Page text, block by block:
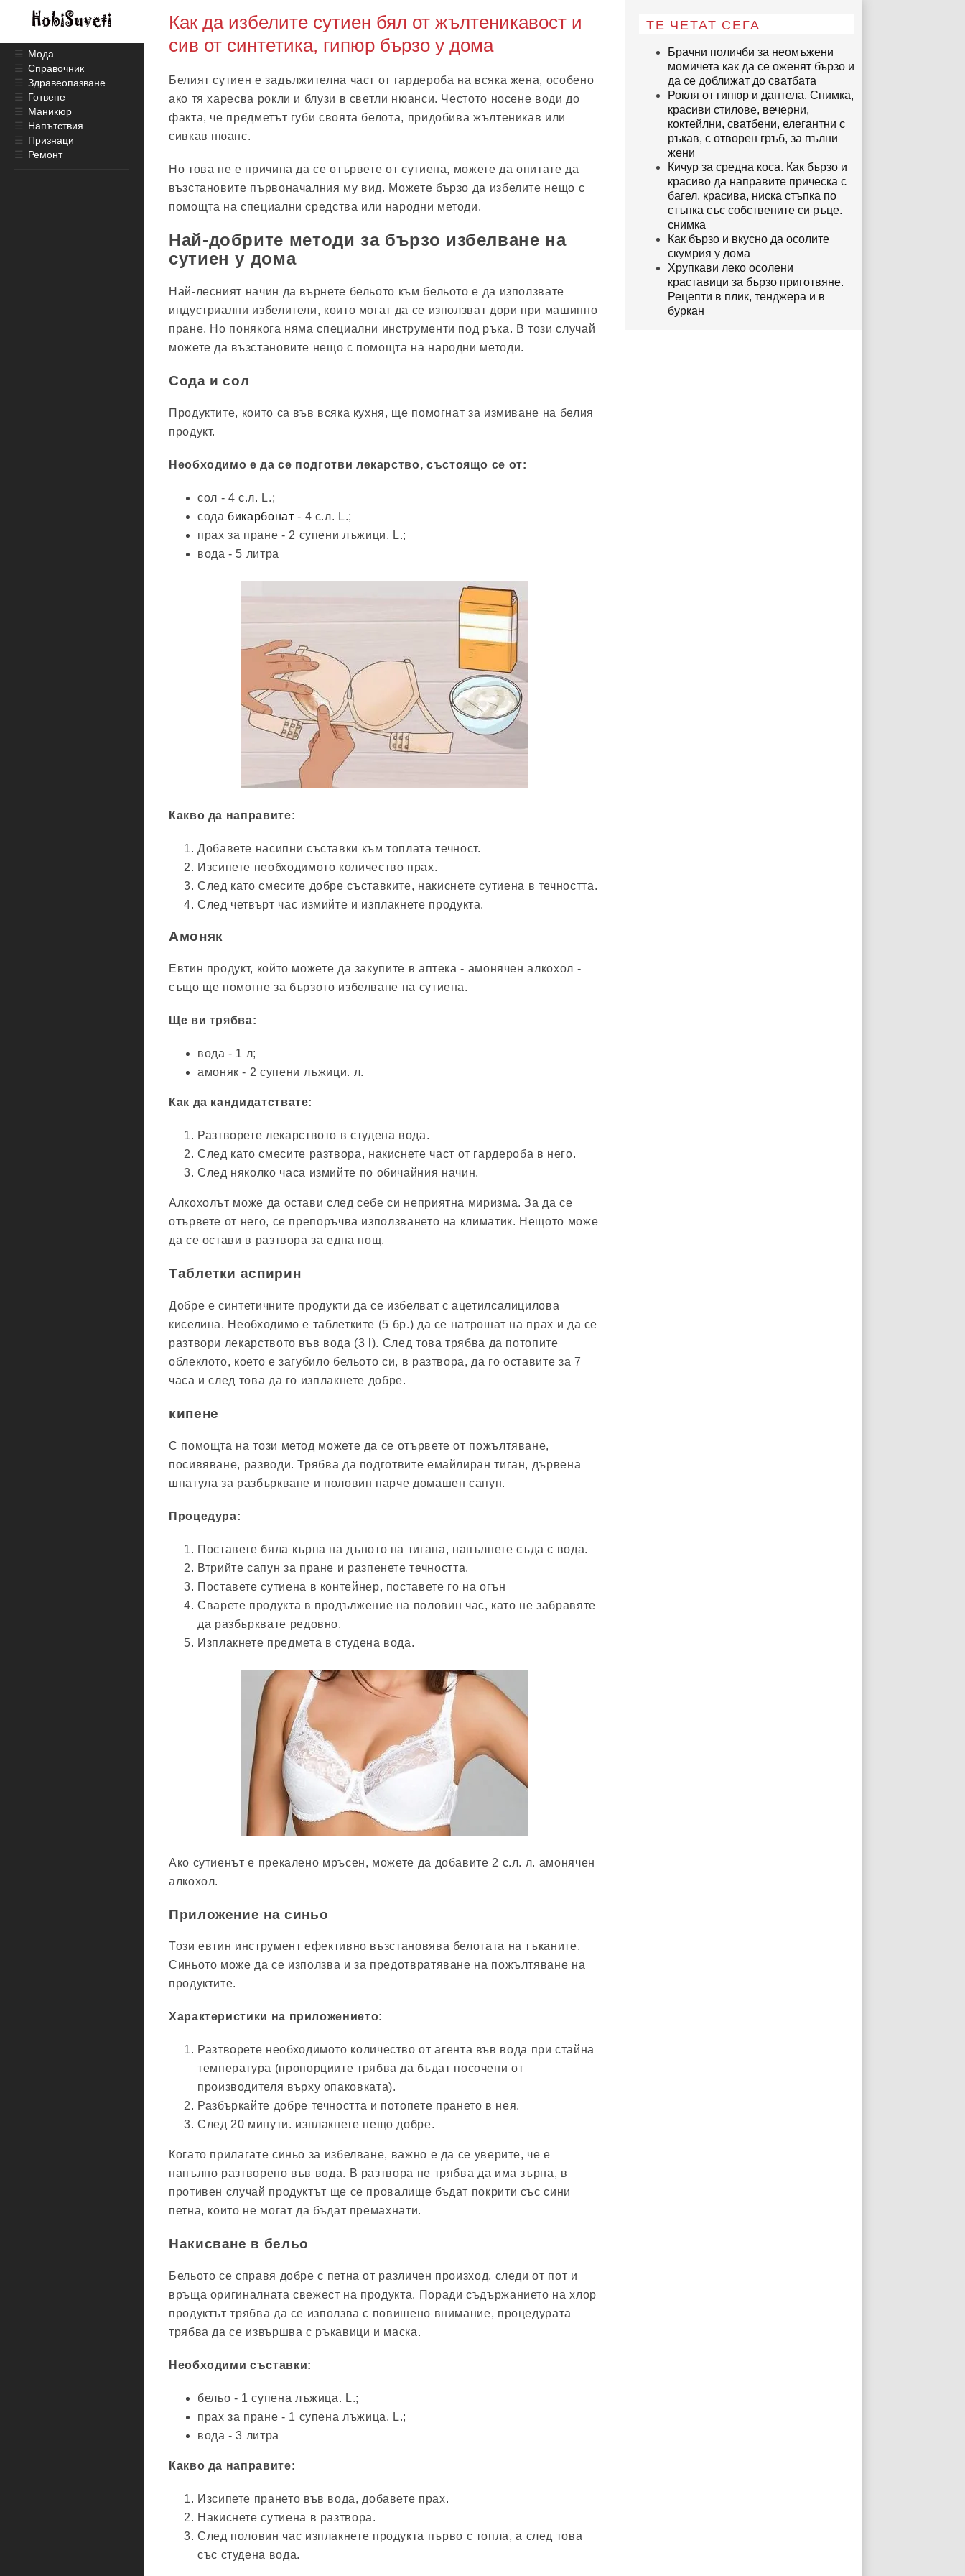
Как да избелите сутиен бял от жълтеникавост и
сив от синтетика, гипюр бързо у дома
Белият сутиен е задължителна част от гардероба на всяка жена, особено
ако тя харесва рокли и блузи в светли нюанси. Честото носене води до
факта, че предметът губи своята белота, придобива жълтеникав или
сивкав нюанс.
Но това не е причина да се отървете от сутиена, можете да опитате да
възстановите първоначалния му вид. Можете бързо да избелите нещо с
помощта на специални средства или народни методи.
Най-добрите методи за бързо избелване на
сутиен у дома
Най-лесният начин да върнете бельото към бельото е да използвате
индустриални избелители, които могат да се използват дори при машинно
пране. Но понякога няма специални инструменти под ръка. В този случай
можете да възстановите нещо с помощта на народни методи.
Сода и сол
Продуктите, които са във всяка кухня, ще помогнат за измиване на белия
продукт.
Необходимо е да се подготви лекарство, състоящо се от:
сол - 4 с.л. L.;
сода бикарбонат - 4 с.л. L.;
прах за пране - 2 супени лъжици. L.;
вода - 5 литра
Какво да направите:
Добавете насипни съставки към топлата течност.
Изсипете необходимото количество прах.
След като смесите добре съставките, накиснете сутиена в течността.
След четвърт час измийте и изплакнете продукта.
Амоняк
Евтин продукт, който можете да закупите в аптека - амонячен алкохол -
също ще помогне за бързото избелване на сутиена.
Ще ви трябва:
вода - 1 л;
амоняк - 2 супени лъжици. л.
Как да кандидатствате:
Разтворете лекарството в студена вода.
След като смесите разтвора, накиснете част от гардероба в него.
След няколко часа измийте по обичайния начин.
Алкохолът може да остави след себе си неприятна миризма. За да се
отървете от него, се препоръчва използването на климатик. Нещото може
да се остави в разтвора за една нощ.
Таблетки аспирин
Добре е синтетичните продукти да се избелват с ацетилсалицилова
киселина. Необходимо е таблетките (5 бр.) да се натрошат на прах и да се
разтвори лекарството във вода (3 l). След това трябва да потопите
облеклото, което е загубило бельото си, в разтвора, да го оставите за 7
часа и след това да го изплакнете добре.
кипене
С помощта на този метод можете да се отървете от пожълтяване,
посивяване, разводи. Трябва да подготвите емайлиран тиган, дървена
шпатула за разбъркване и половин парче домашен сапун.
Процедура:
Поставете бяла кърпа на дъното на тигана, напълнете съда с вода.
Втрийте сапун за пране и разпенете течността.
Поставете сутиена в контейнер, поставете го на огън
Сварете продукта в продължение на половин час, като не забравяте
да разбърквате редовно.
Изплакнете предмета в студена вода.
Ако сутиенът е прекалено мръсен, можете да добавите 2 с.л. л. амонячен
алкохол.
Приложение на синьо
Този евтин инструмент ефективно възстановява белотата на тъканите.
Синьото може да се използва и за предотвратяване на пожълтяване на
продуктите.
Характеристики на приложението:
Разтворете необходимото количество от агента във вода при стайна
температура (пропорциите трябва да бъдат посочени от
производителя върху опаковката).
Разбъркайте добре течността и потопете прането в нея.
След 20 минути. изплакнете нещо добре.
Когато прилагате синьо за избелване, важно е да се уверите, че е
напълно разтворено във вода. В разтвора не трябва да има зърна, в
противен случай продуктът ще се провалище бъдат покрити със сини
петна, които не могат да бъдат премахнати.
Накисване в бельо
Бельото се справя добре с петна от различен произход, следи от пот и
връща оригиналната свежест на продукта. Поради съдържанието на хлор
продуктът трябва да се използва с повишено внимание, процедурата
трябва да се извършва с ръкавици и маска.
Необходими съставки:
бельо - 1 супена лъжица. L.;
прах за пране - 1 супена лъжица. L.;
вода - 3 литра
Какво да направите:
Изсипете прането във вода, добавете прах.
Накиснете сутиена в разтвора.
След половин час изплакнете продукта първо с топла, а след това
със студена вода.
ТЕ ЧЕТАТ СЕГА
Брачни поличби за неомъжени
момичета как да се оженят бързо и
да се доближат до сватбата
Рокля от гипюр и дантела. Снимка,
красиви стилове, вечерни,
коктейлни, сватбени, елегантни с
ръкав, с отворен гръб, за пълни
жени
Кичур за средна коса. Как бързо и
красиво да направите прическа с
багел, красива, ниска стъпка по
стъпка със собствените си ръце.
снимка
Как бързо и вкусно да осолите
скумрия у дома
Хрупкави леко осолени
краставици за бързо приготвяне.
Рецепти в плик, тенджера и в
буркан
☰ Мода
☰ Справочник
☰ Здравеопазване
☰ Готвене
☰ Маникюр
☰ Напътствия
☰ Признаци
☰ Ремонт